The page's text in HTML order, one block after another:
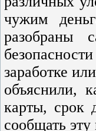
чужим
разобраны
заработке
объяснили,
карты, срок
сообщать